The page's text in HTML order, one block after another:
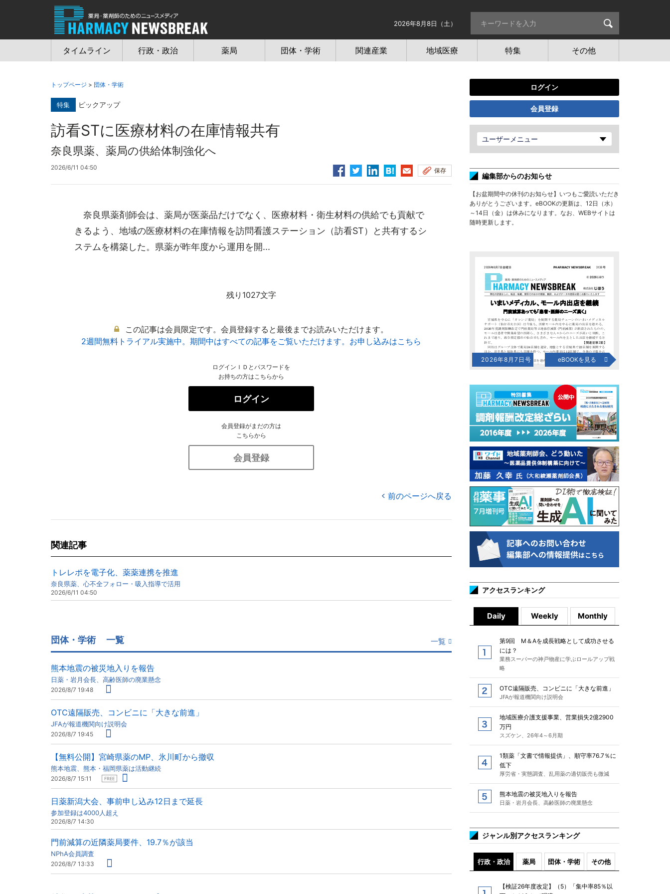
2026年8月8日（土）
タイムライン 行政・政治 薬局 団体・学術 関連産業 地域医療 特集 その他
トップページ > 団体・学術
特集 ピックアップ
訪看STに医療材料の在庫情報共有
奈良県薬、薬局の供給体制強化へ
2026/6/11 04:50 保存
奈良県薬剤師会は、薬局が医薬品だけでなく、医療材料・衛生材料の供給でも貢献で
きるよう、地域の医療材料の在庫情報を訪問看護ステーション（訪看ST）と共有するシ
ステムを構築した。県薬が昨年度から運用を開...
残り1027文字
この記事は会員限定です。会員登録すると最後までお読みいただけます。
2週間無料トライアル実施中。期間中はすべての記事をご覧いただけます。お申し込みはこちら
ログインＩＤとパスワードを
お持ちの方はこちらから
ログイン
会員登録がまだの方は
こちらから
会員登録
前のページへ戻る
関連記事
トレレポを電子化、薬薬連携を推進
奈良県薬、心不全フォロー・吸入指導で活用
2026/6/11 04:50
団体・学術 一覧 一覧
熊本地震の被災地入りを報告
日薬・岩月会長、高齢医師の廃業懸念
2026/8/7 19:48
OTC遠隔販売、コンビニに「大きな前進」
JFAが報道機関向け説明会
2026/8/7 19:45
【無料公開】宮崎県薬のMP、氷川町から撤収
熊本地震、熊本・福岡県薬は活動継続
2026/8/7 15:11 FREE
日薬新潟大会、事前申し込み12日まで延長
参加登録は4000人超え
2026/8/7 14:30
門前減算の近隣薬局要件、19.7％が該当
NPhA会員調査
2026/8/7 13:33
ログイン
会員登録
ユーザーメニュー
編集部からのお知らせ
【お盆期間中の休刊のお知らせ】いつもご愛読いただき
ありがとうございます。eBOOKの更新は、12日（水）
～14日（金）は休みになります。なお、WEBサイトは
随時更新します。
2026年8月7日号 eBOOKを見る
アクセスランキング
Daily Weekly Monthly
第9回 M＆Aを成長戦略として成功させる
には？
業務スーパーの神戸物産に学ぶロールアップ戦
略
OTC遠隔販売、コンビニに「大きな前進」
JFAが報道機関向け説明会
地域医療介護支援事業、営業損失2億2900
万円
スズケン、26年4～6月期
1類薬「文書で情報提供」、順守率76.7％に
低下
厚労省・実態調査、乱用薬の適切販売も微減
熊本地震の被災地入りを報告
日薬・岩月会長、高齢医師の廃業懸念
ジャンル別アクセスランキング
行政・政治 薬局 団体・学術 その他
【検証26年度改定】（5）「集中率85％以